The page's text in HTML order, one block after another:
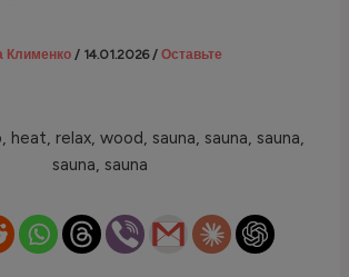
Клименко/ 14.01.2026/Оставьте